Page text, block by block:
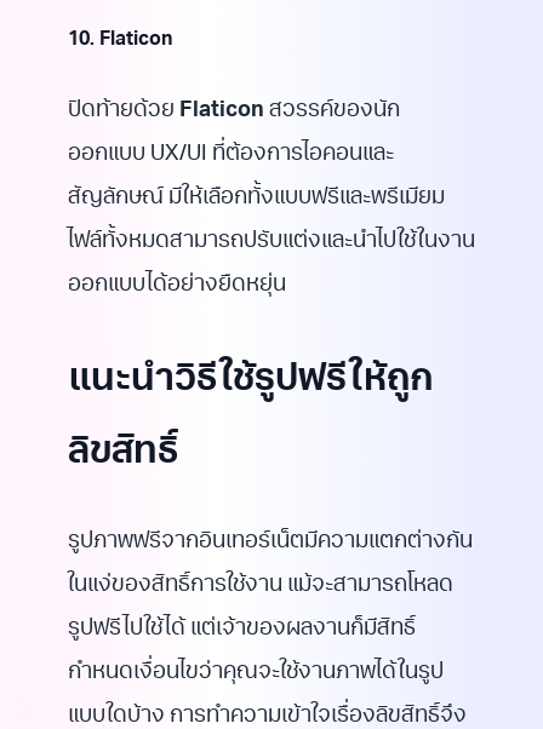
10. Flaticon
ปิดท้ายด้วย Flaticon สวรรค์ของนัก
ออกแบบ UX/UI ที่ต้องการไอคอนและ
สัญลักษณ์ มีให้เลือกทั้งแบบฟรีและพรีเมียม
ไฟล์ทั้งหมดสามารถปรับแต่งและนำไปใช้ในงาน
ออกแบบได้อย่างยืดหยุ่น
แนะนำวิธีใช้รูปฟรีให้ถูก
ลิขสิทธิ์
รูปภาพฟรีจากอินเทอร์เน็ตมีความแตกต่างกัน
ในแง่ของสิทธิ์การใช้งาน แม้จะสามารถโหลด
รูปฟรีไปใช้ได้ แต่เจ้าของผลงานก็มีสิทธิ์
กำหนดเงื่อนไขว่าคุณจะใช้งานภาพได้ในรูป
แบบใดบ้าง การทำความเข้าใจเรื่องลิขสิทธิ์จึง